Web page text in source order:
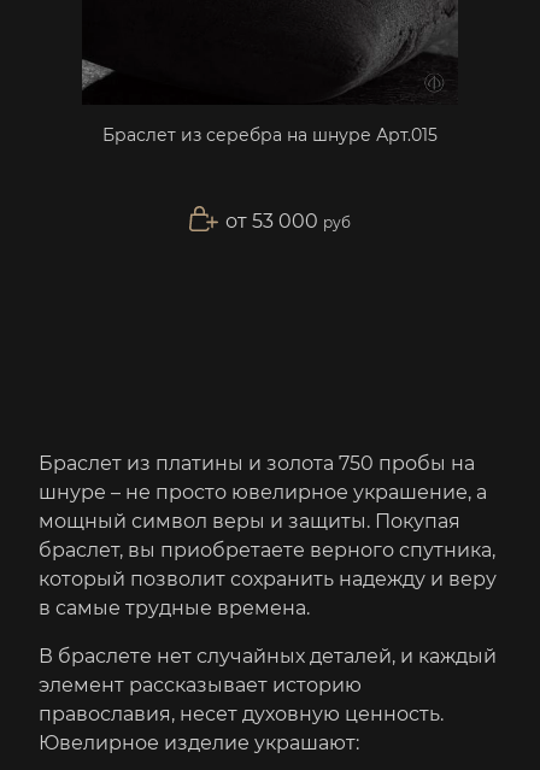
Браслет из серебра на шнуре Арт.015
от 53 000 руб
Браслет из платины и золота 750 пробы на
шнуре – не просто ювелирное украшение, а
мощный символ веры и защиты. Покупая
браслет, вы приобретаете верного спутника,
который позволит сохранить надежду и веру
в самые трудные времена.
В браслете нет случайных деталей, и каждый
элемент рассказывает историю
православия, несет духовную ценность.
Ювелирное изделие украшают: